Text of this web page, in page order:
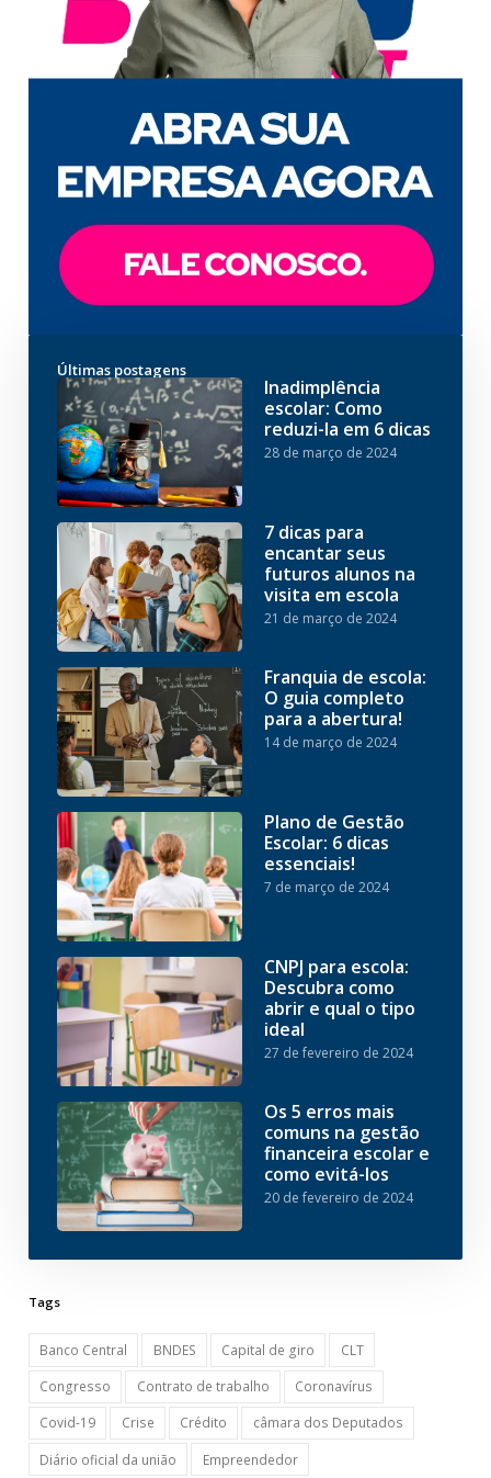
Últimas postagens
Inadimplência
escolar: Como
reduzi-la em 6 dicas
28 de março de 2024
7 dicas para
encantar seus
futuros alunos na
visita em escola
21 de março de 2024
Franquia de escola:
O guia completo
para a abertura!
14 de março de 2024
Plano de Gestão
Escolar: 6 dicas
essenciais!
7 de março de 2024
CNPJ para escola:
Descubra como
abrir e qual o tipo
ideal
27 de fevereiro de 2024
Os 5 erros mais
comuns na gestão
financeira escolar e
como evitá-los
20 de fevereiro de 2024
Tags
Banco Central BNDES Capital de giro
CLT
Congresso
Contrato de trabalho
Coronavírus
Covid-19
Crise Crédito
câmara dos Deputados
Diário oficial da união
Empreendedor